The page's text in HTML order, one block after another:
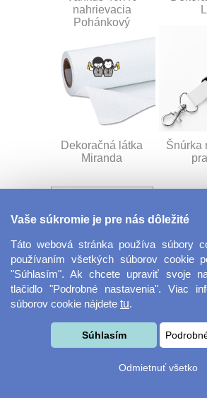
nahrievacia
Pohánkový
Dekoračná látka
Miranda
Šnúrka
Velkoformátová
fotografie
Vaše súkromie je pre nás dôležité
Táto webová stránka používa súbory
používaním všetkých súborov cookie
"Súhlasím". Ak chcete upraviť svoje
tlačidlo "Podrobné nastavenia". Viac
súborov cookie nájdete tu.
Súhlasím
Odmietnuť všetko